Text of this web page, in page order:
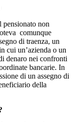
non
comunque
di traenza, un
cui un’azienda o un
denaro nei confronti
bancarie. In
di un assegno di
della